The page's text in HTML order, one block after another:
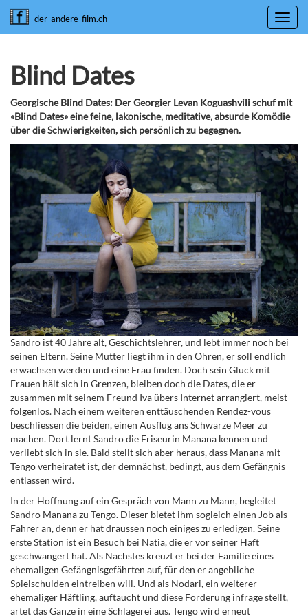
der-andere-film.ch
Blind Dates
Georgische Blind Dates: Der Georgier Levan Koguashvili schuf mit
«Blind Dates» eine feine, lakonische, meditative, absurde Komödie
über die Schwierigkeiten, sich persönlich zu begegnen.
Sandro ist 40 Jahre alt, Geschichtslehrer, und lebt immer noch bei
seinen Eltern. Seine Mutter liegt ihm in den Ohren, er soll endlich
erwachsen werden und eine Frau finden. Doch sein Glück mit
Frauen hält sich in Grenzen, bleiben doch die Dates, die er
zusammen mit seinem Freund Iva übers Internet arrangiert, meist
folgenlos. Nach einem weiteren enttäuschenden Rendez-vous
beschliessen die beiden, einen Ausflug ans Schwarze Meer zu
machen. Dort lernt Sandro die Friseurin Manana kennen und
verliebt sich in sie. Bald stellt sich aber heraus, dass Manana mit
Tengo verheiratet ist, der demnächst, bedingt, aus dem Gefängnis
entlassen wird.
In der Hoffnung auf ein Gespräch von Mann zu Mann, begleitet
Sandro Manana zu Tengo. Dieser bietet ihm sogleich einen Job als
Fahrer an, denn er hat draussen noch einiges zu erledigen. Seine
erste Station ist ein Besuch bei Natia, die er vor seiner Haft
geschwängert hat. Als Nächstes kreuzt er bei der Familie eines
ehemaligen Gefängnisgefährten auf, für den er angebliche
Spielschulden eintreiben will. Und als Nodari, ein weiterer
ehemaliger Häftling, auftaucht und diese Forderung infrage stellt,
artet das Ganze in eine Schlägerei aus. Tengo wird erneut